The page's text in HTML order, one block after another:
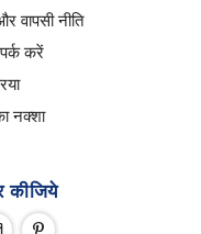
वापसी नीति
करें
नक्शा
कीजिये